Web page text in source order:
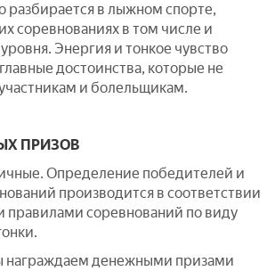
разбирается в лыжном спорте,
соревнованиях в том числе и
Энергия и тонкое чувство
достоинства, которые не
участникам и болельщикам.
ПРИЗОВ
Определение победителей и
производится в соответствии
соревнований по виду
награждаем денежными призами